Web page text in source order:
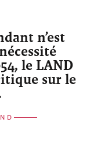
n’est
le LAND
sur le